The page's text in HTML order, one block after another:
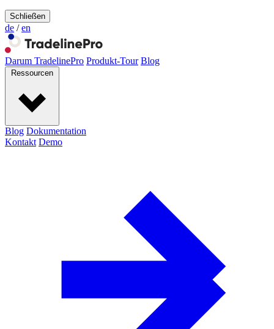
Schließen
de / en
Darum TradelinePro Produkt-Tour Blog
Ressourcen
Blog Dokumentation
Kontakt Demo